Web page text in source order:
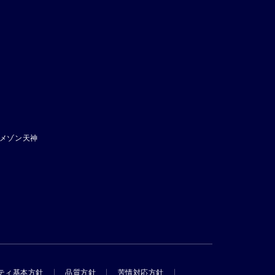
ゾン天神
ィ基本方針 品質方針 苦情対応方針